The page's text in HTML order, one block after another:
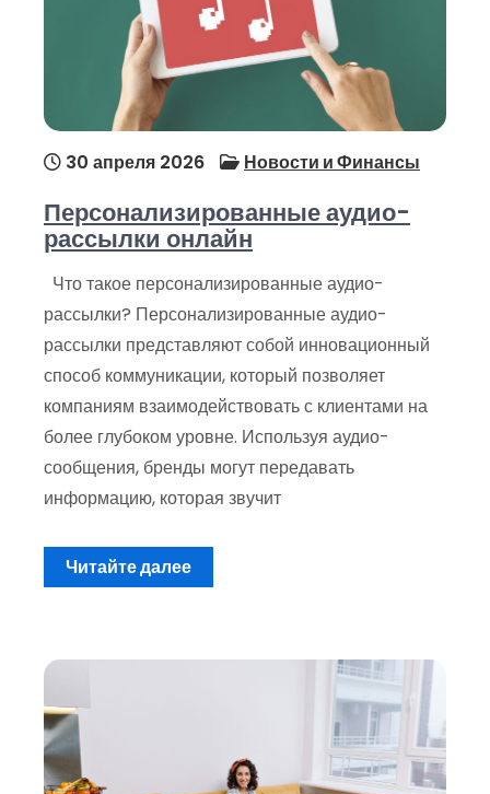
30 апреля 2026 Новости и Финансы
Персонализированные аудио-
рассылки онлайн
Что такое персонализированные аудио-
рассылки? Персонализированные аудио-
рассылки представляют собой инновационный
способ коммуникации, который позволяет
компаниям взаимодействовать с клиентами на
более глубоком уровне. Используя аудио-
сообщения, бренды могут передавать
информацию, которая звучит
Читайте далее